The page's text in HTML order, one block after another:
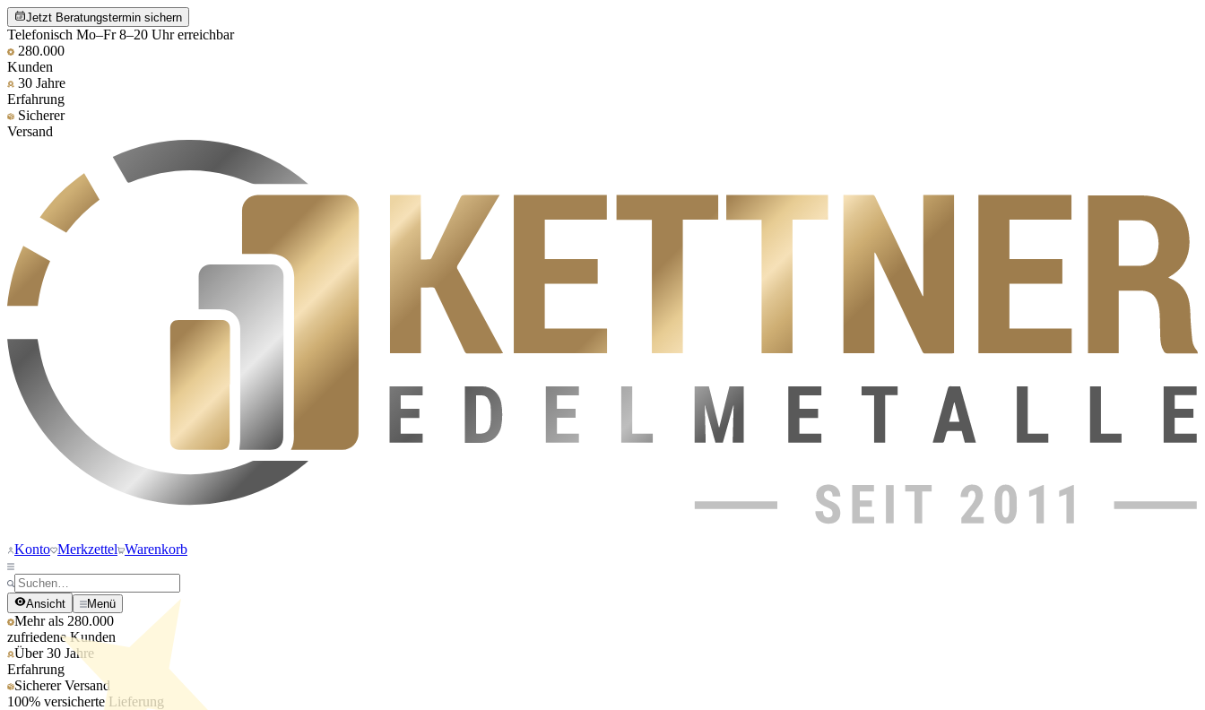
Jetzt Beratungstermin sichern
Telefonisch Mo–Fr 8–20 Uhr erreichbar
280.000
Kunden
30 Jahre
Erfahrung
Sicherer
Versand
Konto Merkzettel Warenkorb
Ansicht Menü
Mehr als 280.000
zufriedene Kunden
Über 30 Jahre
Erfahrung
Sicherer Versand
100% versicherte Lieferung